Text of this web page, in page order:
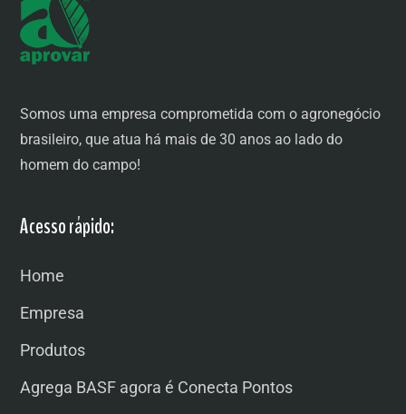
Somos uma empresa comprometida com o agronegócio
brasileiro, que atua há mais de 30 anos ao lado do
homem do campo!
Acesso rápido:
Home
Empresa
Produtos
Agrega BASF agora é Conecta Pontos